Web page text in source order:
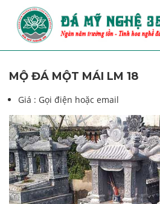
MỘ ĐÁ MỘT MÁI LM 18
Giá : Gọi điện hoặc email